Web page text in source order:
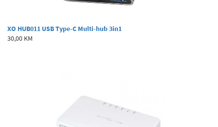
XO HUB011 USB Type-C Multi-hub 3in1
30,00 KM